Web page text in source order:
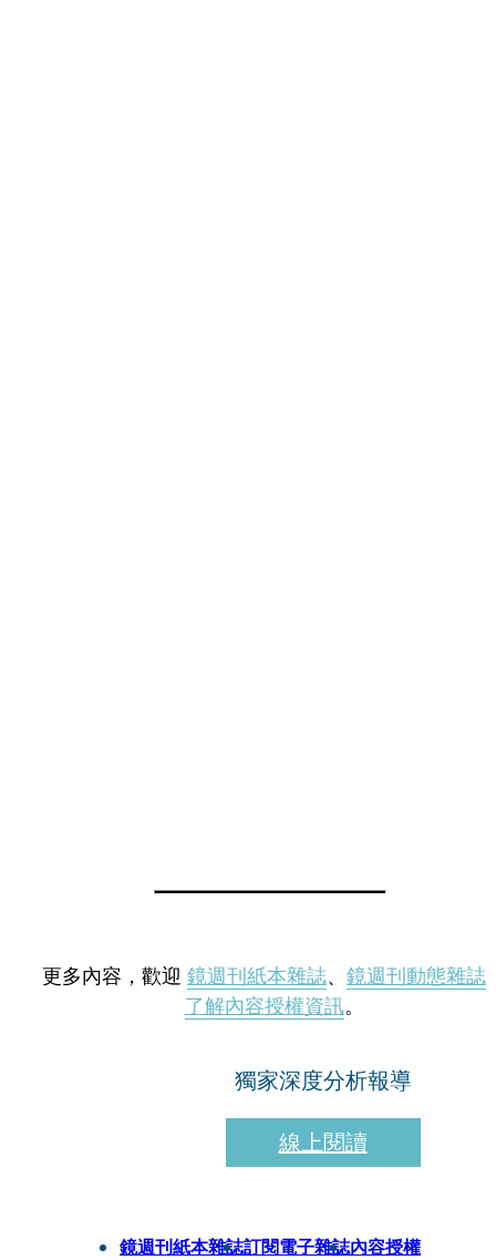
更多內容，歡迎 鏡週刊紙本雜誌、 鏡週刊動態雜誌
了解內容授權資訊。
獨家深度分析報導
線上閱讀
鏡週刊紙本雜誌訂閱電子雜誌內容授權